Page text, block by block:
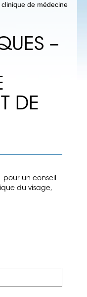
de médecine
–
DE
pour un conseil
du visage,